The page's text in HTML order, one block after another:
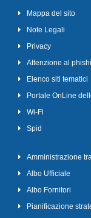
Mappa del sito
Note Legali
Privacy
Attenzione al
Elenco siti tematici
Portale OnLine
Wi-Fi
Spid
Amministrazione
Albo Ufficiale
Albo Fornitori
Pianificazione